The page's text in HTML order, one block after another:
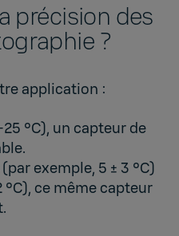
précision des
?
application :
°C), un capteur de
exemple, 5 ± 3 °C)
ce même capteur